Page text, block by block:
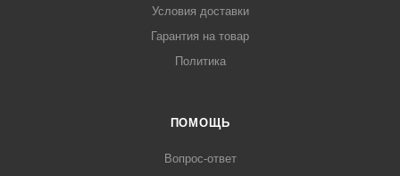
Условия доставки
Гарантия на товар
Политика
ПОМОЩЬ
Вопрос-ответ